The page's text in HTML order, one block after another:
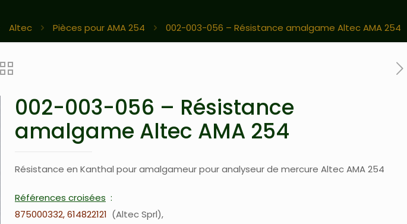
Altec Pièces pour AMA 254 002-003-056 – Résistance amalgame Altec AMA 254
002-003-056 – Résistance
amalgame Altec AMA 254
Résistance en Kanthal pour amalgameur pour analyseur de mercure Altec AMA 254
Références croisées
875000332, 614822121
Altec Sprl